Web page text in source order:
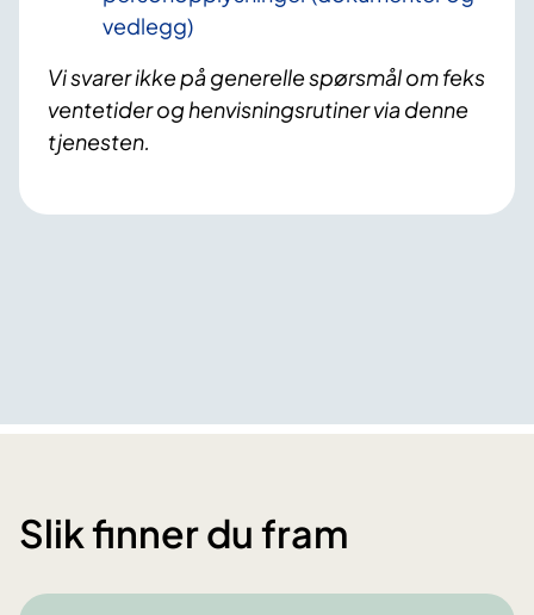
vedlegg)
Vi svarer ikke på generelle spørsmål om feks
ventetider og henvisningsrutiner via denne
tjenesten.
Slik finner du fram